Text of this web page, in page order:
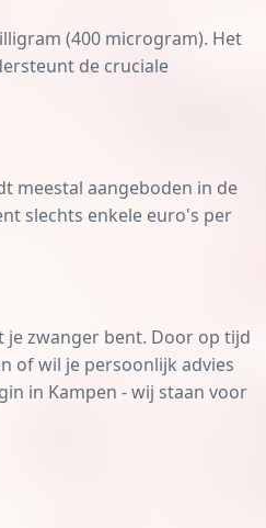
(400 microgram). Het
de cruciale
meestal aangeboden in de
slechts enkele euro's per
je zwanger bent. Door op tijd
of wil je persoonlijk advies
in Kampen - wij staan voor